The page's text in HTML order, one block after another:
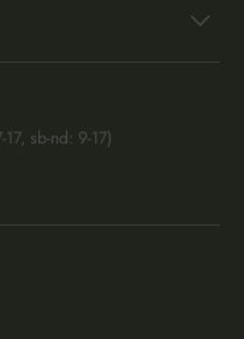
sb-nd: 9-17)